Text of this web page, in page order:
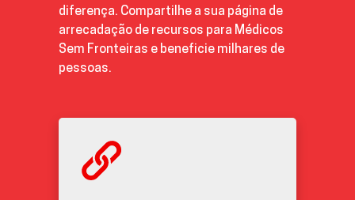
diferença. Compartilhe a sua página de
arrecadação de recursos para Médicos
Sem Fronteiras e beneficie milhares de
pessoas.